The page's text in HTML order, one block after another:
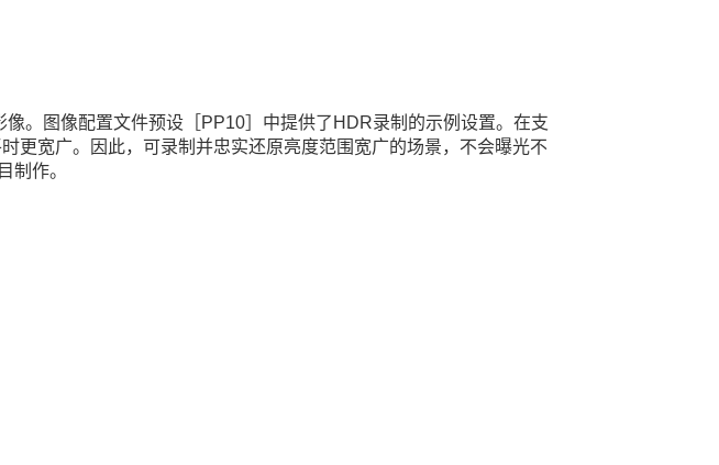
像。图像配置文件预设 ［PP10］ 中提供了HDR录制的示例设置。在支
更宽广。因此，可录制并忠实还原亮度范围宽广的场景，不会曝光不
制作。